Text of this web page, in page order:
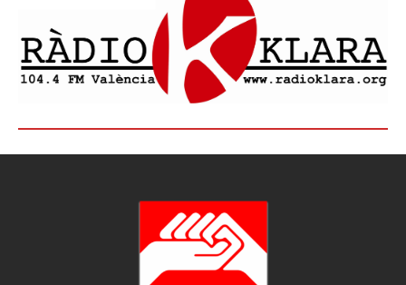
conformamos con buenas
palabras ni con promesas a
largo plazo. Los trabajadores
y las trabajadoras del mar
necesita respuestas ya:
penosidad, protección real de
organizando, presionando y
luchando.